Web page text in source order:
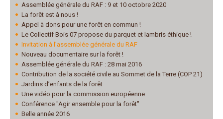
Assemblée générale du RAF : 9 et 10 octobre 2020
La forêt est à nous !
Appel à dons pour une forêt en commun !
Le Collectif Bois 07 propose du parquet et lambris éthique !
Invitation à l’assemblée générale du RAF
Nouveau documentaire sur la forêt !
Assemblée générale du RAF : 28 mai 2016
Contribution de la société civile au Sommet de la Terre (COP 21)
Jardins d’enfants de la forêt
Une vidéo pour la commission européenne
Conférence "Agir ensemble pour la forêt"
Belle année 2016